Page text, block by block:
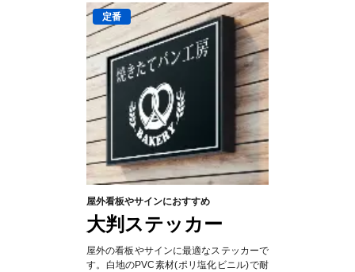
屋外看板やサインにおすすめ
大判ステッカー
屋外の看板やサインに最適なステッカーで
す。白地のPVC素材(ポリ塩化ビニル)で耐